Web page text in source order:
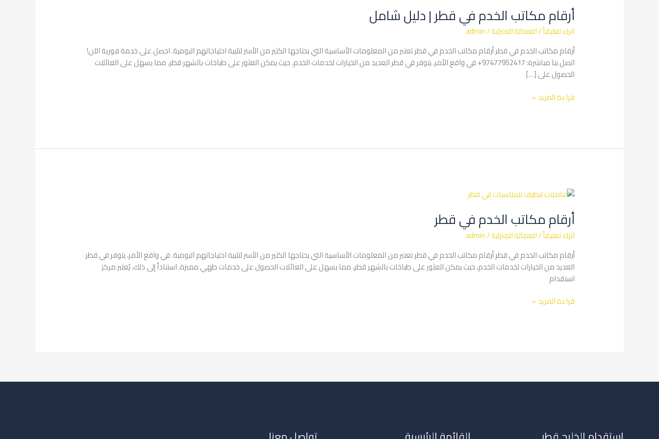
أرقام مكاتب الخدم في قطر | دليل شامل
اترك تعليقاً/العمالة المنزلية/
admin
أرقام مكاتب الخدم في قطر أرقام مكاتب الخدم في قطر تعتبر من المعلومات الأساسية التي يحتاجها الكثير من الأسر لتلبية احتياجاتهم اليومية. احصل على خدمة فورية الآن!
اتصل بنا مباشرة: 97477952417+ في واقع الأمر، يتوفر في قطر العديد من الخيارات لخدمات الخدم، حيث يمكن العثور على طباخات بالشهر قطر، مما يسهل على العائلات
الحصول على […]
الخدم
في
قطر
|
دليل
شامل
قراءة المزيد »
أرقام مكاتب الخدم في قطر
اترك تعليقاً/العمالة المنزلية/
admin
أرقام مكاتب الخدم في قطر أرقام مكاتب الخدم في قطر تعتبر من المعلومات الأساسية التي يحتاجها الكثير من الأسر لتلبية احتياجاتهم اليومية. في واقع الأمر، يتوفر في قطر
العديد من الخيارات لخدمات الخدم، حيث يمكن العثور على طباخات بالشهر قطر، مما يسهل على العائلات الحصول على خدمات طهي مميزة. استناداً إلى ذلك، يُعتبر مركز
استقدام
أرقام
الخدم
في
قطر
قراءة المزيد »